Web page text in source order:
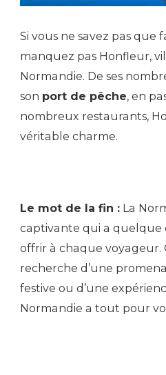
Si vous ne savez pas que
manquez pas Honfleur,
Normandie. De ses
son port de pêche, en
nombreux restaurants,
véritable charme.
Le mot de la fin : La
captivante qui a quelque
offrir à chaque voyageur.
recherche d’une
festive ou d’une
Normandie a tout pour